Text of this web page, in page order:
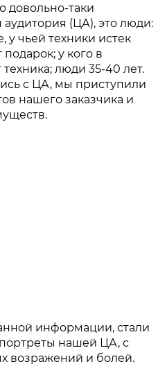
довольно-таки
(ЦА), это люди:
у чьей техники истек
у кого в
люди 35-40 лет.
с ЦА, мы приступили
нашего заказчика и
информации, стали
нашей ЦА, с
возражений и болей.